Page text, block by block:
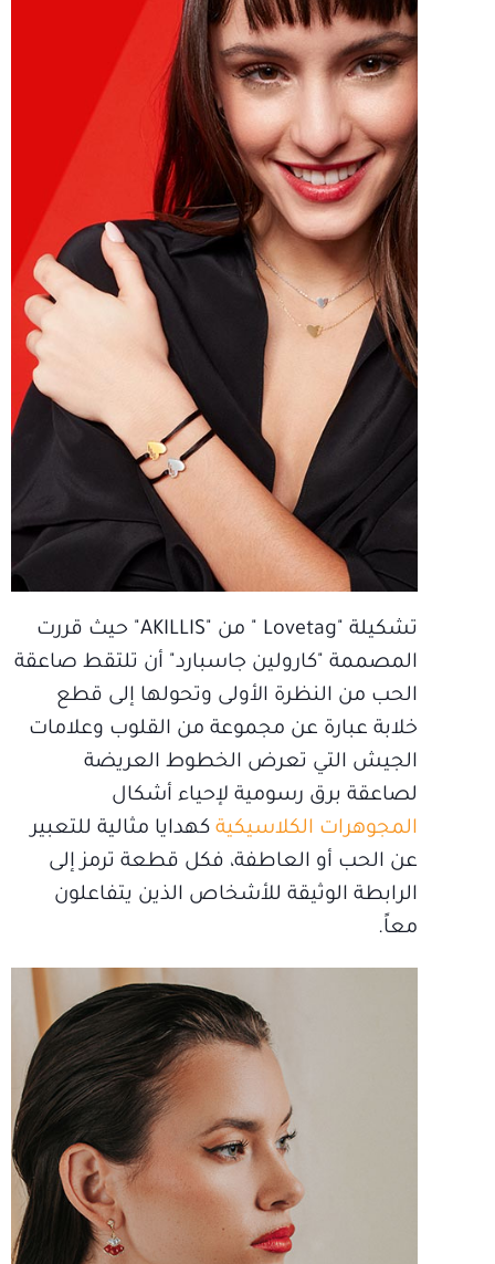
تشكيلة "Lovetag " من "AKILLIS" حيث قررت
المصممة "كارولين جاسبارد" أن تلتقط صاعقة
الحب من النظرة الأولى وتحولها إلى قطع
خلابة عبارة عن مجموعة من القلوب وعلامات
الجيش التي تعرض الخطوط العريضة
لصاعقة برق رسومية لإحياء أشكال
المجوهرات الكلاسيكية كهدايا مثالية للتعبير
عن الحب أو العاطفة، فكل قطعة ترمز إلى
الرابطة الوثيقة للأشخاص الذين يتفاعلون
معاً.